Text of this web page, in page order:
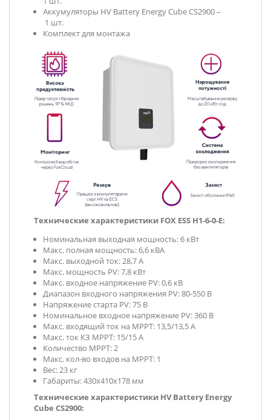
Аккумуляторы HV Battery Energy Cube CS2900 –
1 шт.
Комплект для монтажа
Технические характеристики FOX ESS H1-6-0-E:
Номинальная выходная мощность: 6 кВт
Макс. полная мощность: 6,6 кВА
Макс. выходной ток: 28,7 А
Макс. мощность PV: 7,8 кВт
Макс. входное напряжение PV: 0,6 кВ
Диапазон входного напряжения PV: 80-550 В
Напряжение старта PV: 75 В
Номинальное входное напряжение PV: 360 В
Макс. входящий ток на МРРТ: 13,5/13,5 А
Макс. ток КЗ МРРТ: 15/15 А
Количество МРРТ: 2
Макс. кол-во входов на МРРТ: 1
Вес: 23 кг
Габариты: 430х410x178 мм
Технические характеристики HV Battery Energy
Cube CS2900: